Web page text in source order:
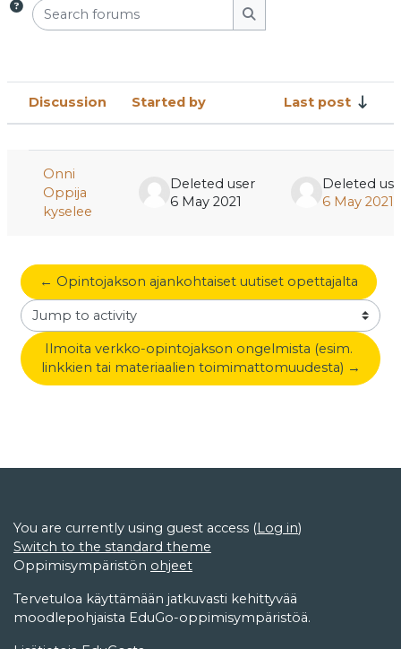
Search forums
Search forums
Status
Discussion Started by Last post
Onni
Oppija
kyselee
Deleted user
6 May 2021
Deleted
6 May 2021
← Opintojakson ajankohtaiset uutiset opettajalta
Jump to activity
Ilmoita verkko-opintojakson ongelmista (esim.
linkkien tai materiaalien toimimattomuudesta) →
You are currently using guest access (Log in)
Switch to the standard theme
Oppimisympäristön ohjeet
Tervetuloa käyttämään jatkuvasti kehittyvää
moodlepohjaista EduGo-oppimisympäristöä.